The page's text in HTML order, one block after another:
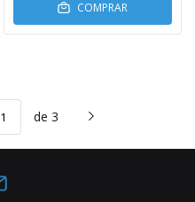
COMPRAR
de 3